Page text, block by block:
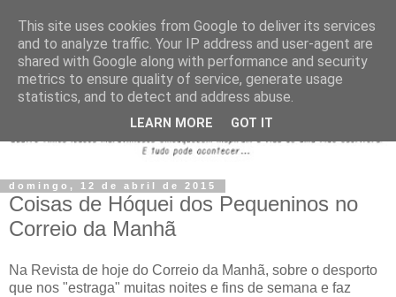
domingo, 12 de abril de 2015
Coisas de Hóquei dos Pequeninos no
Correio da Manhã
Na Revista de hoje do Correio da Manhã, sobre o desporto
que nos "estraga" muitas noites e fins de semana e faz
This site uses cookies from Google to deliver its services
and to analyze traffic. Your IP address and user-agent are
shared with Google along with performance and security
metrics to ensure quality of service, generate usage
statistics, and to detect and address abuse.
LEARN MORE GOT IT